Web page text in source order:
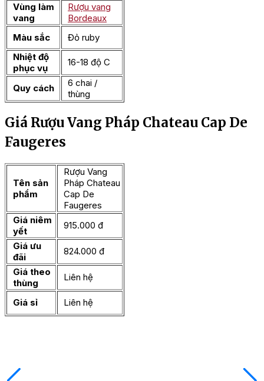
Vùng làm
vang
Rượu vang
Bordeaux
Màu sắc
Đỏ ruby
Nhiệt độ
phục vụ
16-18 độ C
Quy cách
6 chai /
thùng
Giá Rượu Vang Pháp Chateau Cap De
Faugeres
Tên sản
phẩm
Rượu Vang
Pháp Chateau
Cap De
Faugeres
Giá niêm
yết
915.000 đ
Giá ưu
đãi
824.000 đ
Giá theo
thùng
Liên hệ
Giá sỉ Liên hệ